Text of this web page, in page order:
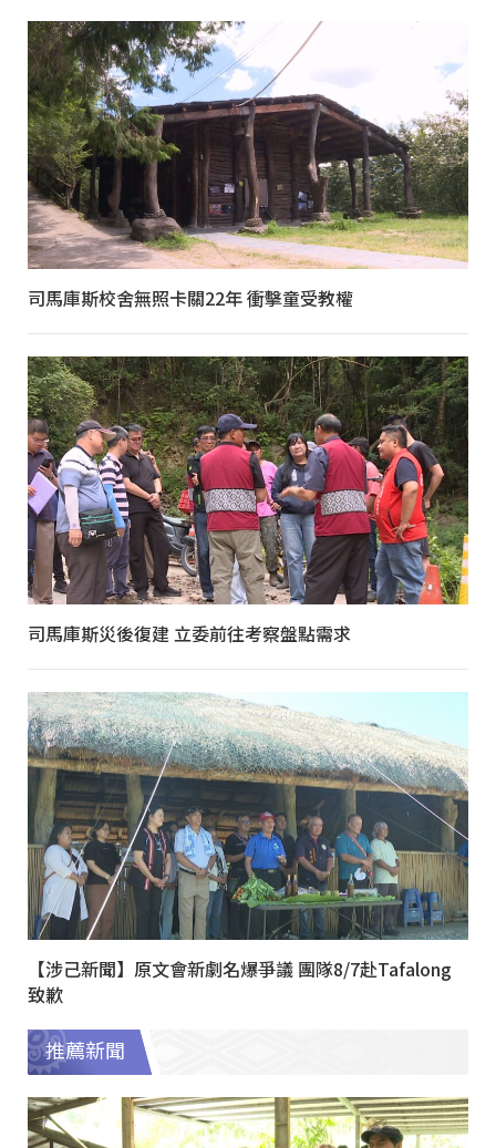
司馬庫斯校舍無照卡關22年 衝擊童受教權
司馬庫斯災後復建 立委前往考察盤點需求
【涉己新聞】原文會新劇名爆爭議 團隊8/7赴Tafalong
致歉
推薦新聞